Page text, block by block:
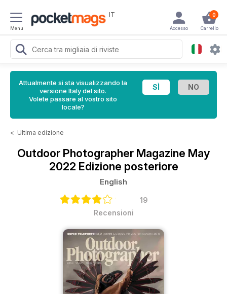
Menu
IT 0
Carrello
Accesso
Attualmente si sta visualizzando la
versione Italy del sito.
Volete passare al vostro sito
locale?
< Ultima edizione
Outdoor Photographer Magazine May
2022 Edizione posteriore
English
19
Recensioni